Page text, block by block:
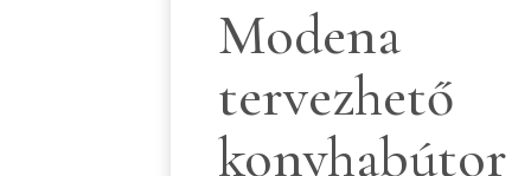
Modena
tervezhető
konyhabútor